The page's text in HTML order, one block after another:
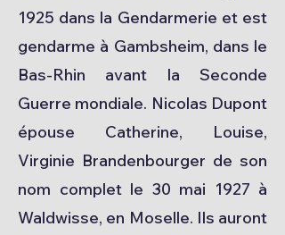
1925 dans la Gendarmerie et est
gendarme à Gambsheim, dans le
Bas-Rhin avant la Seconde
Guerre mondiale. Nicolas Dupont
épouse Catherine, Louise,
Virginie Brandenbourger de son
nom complet le 30 mai 1927 à
Waldwisse, en Moselle. Ils auront